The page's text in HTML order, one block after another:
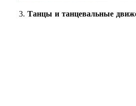
3. Танцы и танцевальные